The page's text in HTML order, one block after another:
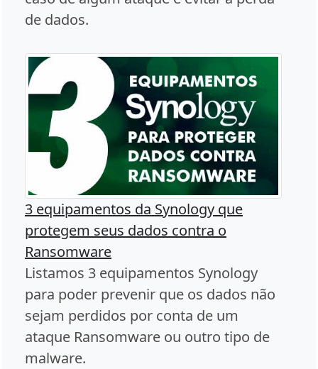
de dados.
3 equipamentos da Synology que
protegem seus dados contra o
Ransomware
Listamos 3 equipamentos Synology
para poder prevenir que os dados não
sejam perdidos por conta de um
ataque Ransomware ou outro tipo de
malware.